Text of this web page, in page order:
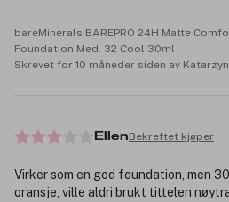
bareMinerals BAREPRO 24H Matte
Foundation Med. 32 Cool 30ml
Skrevet for 10 måneder siden av
EllenBekreftet kjøper
Virker som en god foundation, men
oransje, ville aldri brukt tittelen